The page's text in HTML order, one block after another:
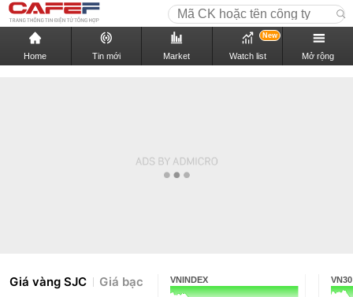
Home Tin mới Market Watch list
New
Mở rộng
Giá vàng SJC Giá bạc VNINDEX VN30